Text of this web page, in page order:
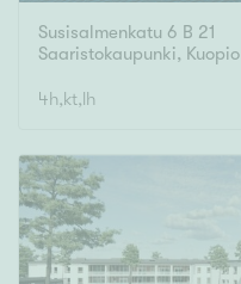
Susisalmenkatu 6 B 21
Saaristokaupunki, Kuopio
4h,kt,lh